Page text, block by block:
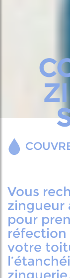
Vous
zingueur
pour
réfection
votre